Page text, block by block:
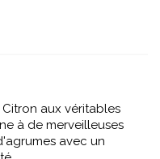
aux véritables
à de merveilleuses
avec un